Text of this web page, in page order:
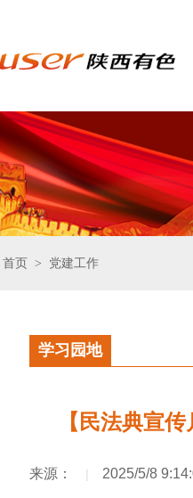
首页 > 党建工作
学习园地
【民法典宣
来源： | 2025/5/8